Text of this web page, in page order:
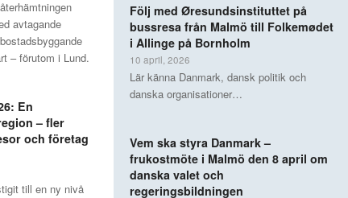
avtagande
– förutom i Lund.
En
– fler
och företag
till en ny nivå
Följ med Øresundsinstituttet på
bussresa från Malmö till Folkemødet
i Allinge på Bornholm
10 april, 2026
Lär känna Danmark, dansk politik och
danska organisationer…
Vem ska styra Danmark –
frukostmöte i Malmö den 8 april om
danska valet och
regeringsbildningen